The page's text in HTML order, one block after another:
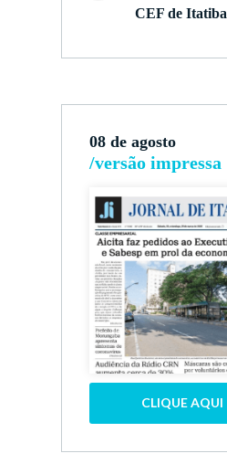
CEF de Itatiba
08 de agosto
/versão impressa
CLIQUE AQUI